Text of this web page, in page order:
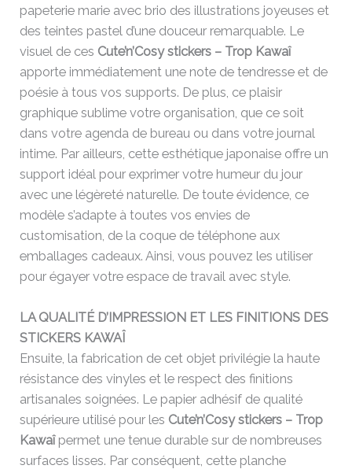
papeterie marie avec brio des illustrations joyeuses et
des teintes pastel d’une douceur remarquable. Le
visuel de ces Cute’n’Cosy stickers – Trop Kawaî
apporte immédiatement une note de tendresse et de
poésie à tous vos supports. De plus, ce plaisir
graphique sublime votre organisation, que ce soit
dans votre agenda de bureau ou dans votre journal
intime. Par ailleurs, cette esthétique japonaise offre un
support idéal pour exprimer votre humeur du jour
avec une légèreté naturelle. De toute évidence, ce
modèle s’adapte à toutes vos envies de
customisation, de la coque de téléphone aux
emballages cadeaux. Ainsi, vous pouvez les utiliser
pour égayer votre espace de travail avec style.
LA QUALITÉ D’IMPRESSION ET LES FINITIONS DES
STICKERS KAWAÎ
Ensuite, la fabrication de cet objet privilégie la haute
résistance des vinyles et le respect des finitions
artisanales soignées. Le papier adhésif de qualité
supérieure utilisé pour les Cute’n’Cosy stickers – Trop
Kawaîpermet une tenue durable sur de nombreuses
surfaces lisses. Par conséquent, cette planche